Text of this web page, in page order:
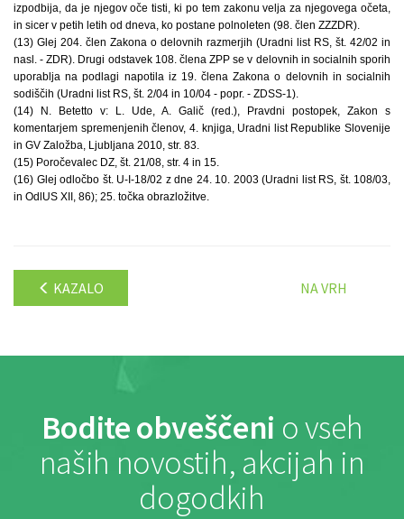
izpodbija, da je njegov oče tisti, ki po tem zakonu velja za njegovega očeta,
in sicer v petih letih od dneva, ko postane polnoleten (98. člen ZZZDR).
(13) Glej 204. člen Zakona o delovnih razmerjih (Uradni list RS, št. 42/02 in
nasl. - ZDR). Drugi odstavek 108. člena ZPP se v delovnih in socialnih sporih
uporablja na podlagi napotila iz 19. člena Zakona o delovnih in socialnih
sodiščih (Uradni list RS, št. 2/04 in 10/04 - popr. - ZDSS-1).
(14) N. Betetto v: L. Ude, A. Galič (red.), Pravdni postopek, Zakon s
komentarjem spremenjenih členov, 4. knjiga, Uradni list Republike Slovenije
in GV Založba, Ljubljana 2010, str. 83.
(15) Poročevalec DZ, št. 21/08, str. 4 in 15.
(16) Glej odločbo št. U-I-18/02 z dne 24. 10. 2003 (Uradni list RS, št. 108/03,
in OdlUS XII, 86); 25. točka obrazložitve.
KAZALO NA VRH
Bodite obveščeni o vseh
naših novostih, akcijah in
dogodkih